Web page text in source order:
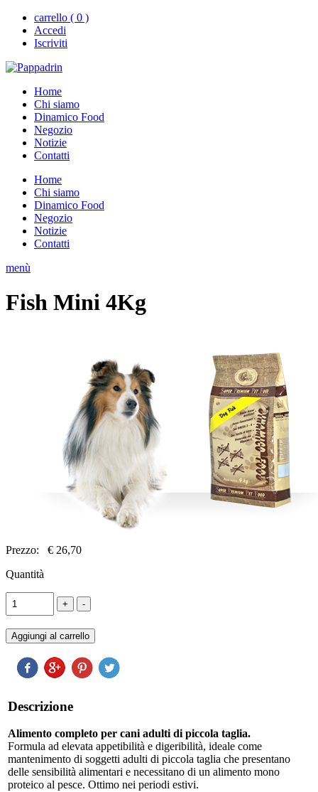
carrello ( 0 )
Accedi
Iscriviti
Home
Chi siamo
Dinamico Food
Negozio
Notizie
Contatti
Home
Chi siamo
Dinamico Food
Negozio
Notizie
Contatti
menù
Fish Mini 4Kg
Prezzo:
€ 26,70
Quantità
Descrizione
Alimento completo per cani adulti di piccola taglia.
Formula ad elevata appetibilità e digeribilità, ideale come
mantenimento di soggetti adulti di piccola taglia che presentano
delle sensibilità alimentari e necessitano di un alimento mono
proteico al pesce. Ottimo nei periodi estivi.